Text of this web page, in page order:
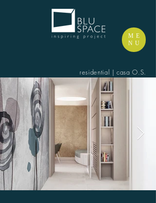
ME
NU
residential | casa O.S.